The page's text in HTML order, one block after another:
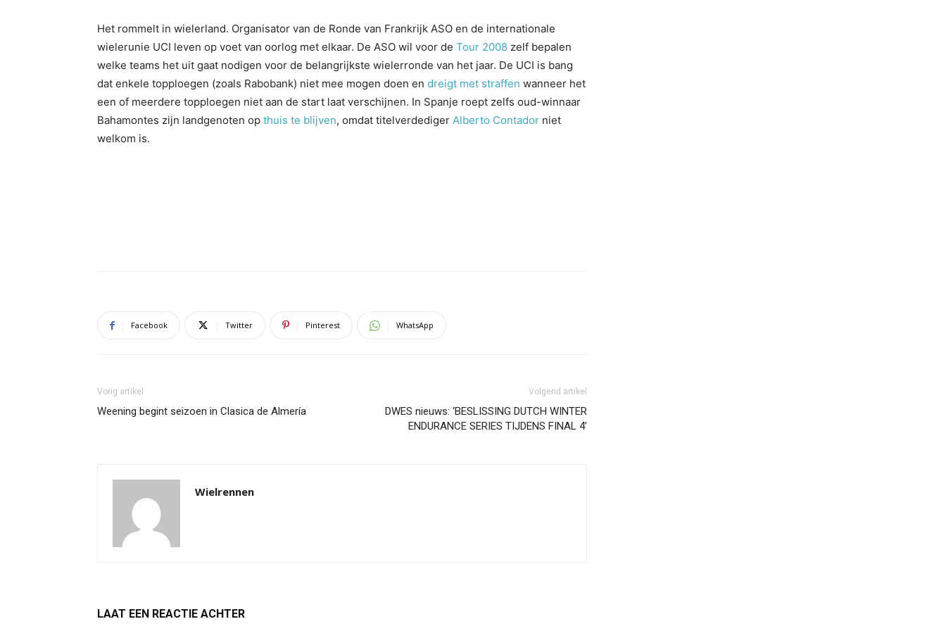
Het rommelt in wielerland. Organisator van de Ronde van Frankrijk ASO en de internationale
wielerunie UCI leven op voet van oorlog met elkaar. De ASO wil voor de Tour 2008 zelf bepalen
welke teams het uit gaat nodigen voor de belangrijkste wielerronde van het jaar. De UCI is bang
dat enkele topploegen (zoals Rabobank) niet mee mogen doen en dreigt met straffen wanneer het
een of meerdere topploegen niet aan de start laat verschijnen. In Spanje roept zelfs oud-winnaar
Bahamontes zijn landgenoten op thuis te blijven, omdat titelverdediger Alberto Contador niet
welkom is.
Facebook Twitter Pinterest WhatsApp
Vorig artikel
Weening begint seizoen in Clasica de Almería
Volgend artikel
DWES nieuws: ‘BESLISSING DUTCH WINTER
ENDURANCE SERIES TIJDENS FINAL 4’
Wielrennen
LAAT EEN REACTIE ACHTER